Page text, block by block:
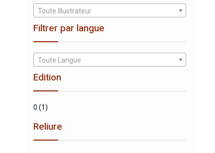
Toute Illustrateur
Filtrer par langue
Toute Langue
Edition
0 (1)
Reliure